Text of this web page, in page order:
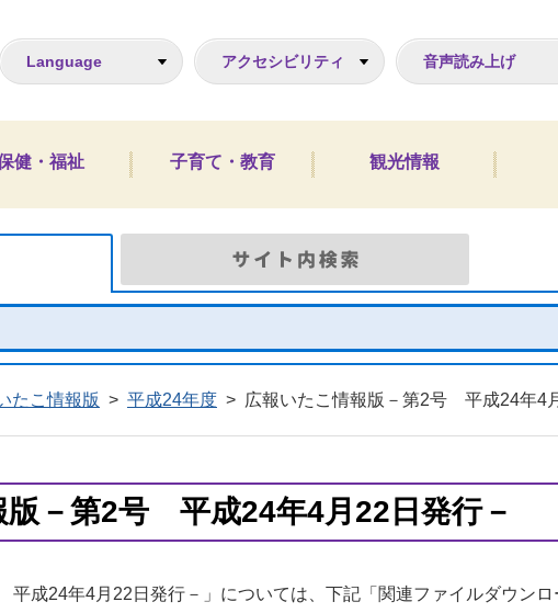
ムページ
Language アクセシビリティ 音声読み上げ
健・福祉 子育て・教育 観光情報
Google検索
たこ情報版 > 平成24年度 > 広報いたこ情報版－第2号 平成24年4
版－第2号 平成24年4月22日発行－
平成24年4月22日発行－」については、下記「関連ファイルダウン